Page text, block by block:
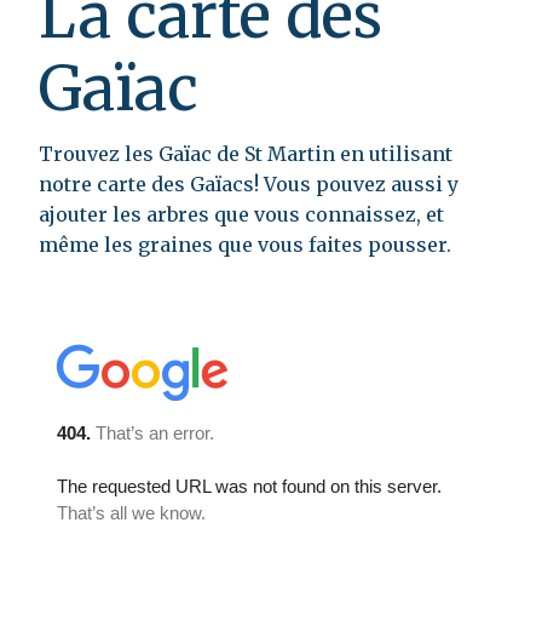
La carte des
Gaïac
Trouvez les Gaïac de St Martin en utilisant
notre carte des Gaïacs! Vous pouvez aussi y
ajouter les arbres que vous connaissez, et
même les graines que vous faites pousser.